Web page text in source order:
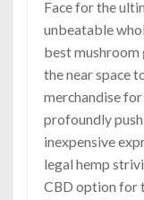
Face for the
unbeatable
best mushroom
the near space
merchandise
profoundly
inexpensive
legal hemp
CBD option for